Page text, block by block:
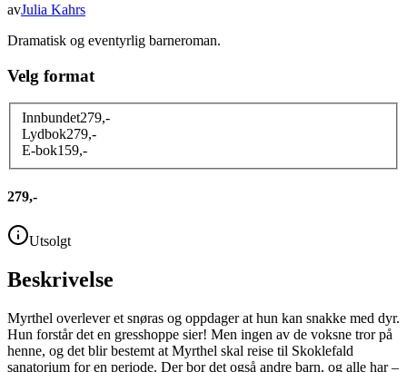
avJulia Kahrs
Dramatisk og eventyrlig barneroman.
Velg format
Innbundet279,-
Lydbok279,-
E-bok159,-
279,-
Utsolgt
Beskrivelse
Myrthel overlever et snøras og oppdager at hun kan snakke med dyr.
Hun forstår det en gresshoppe sier! Men ingen av de voksne tror på
henne, og det blir bestemt at Myrthel skal reise til Skoklefald
sanatorium for en periode. Der bor det også andre barn, og alle har –